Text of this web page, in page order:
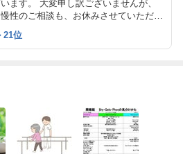
ます。 大変申し訳ございませんが、
性のご相談も、お休みさせていただい
望の方は、お休みに伴うお知らせ の
21位